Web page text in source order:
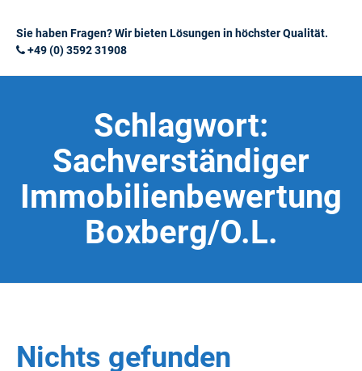
Sie haben Fragen? Wir bieten Lösungen in höchster Qualität.
+49 (0) 3592 31908
Schlagwort:
Sachverständiger
Immobilienbewertung
Boxberg/O.L.
Nichts gefunden